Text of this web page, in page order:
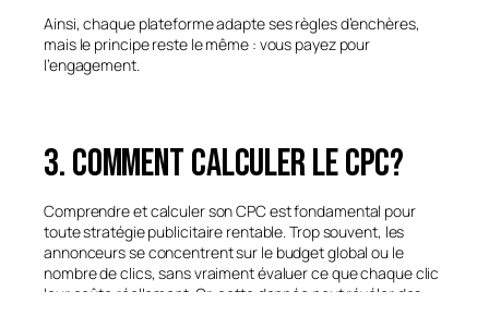
Ainsi, chaque plateforme adapte ses règles d’enchères,
mais le principe reste le même : vous payez pour
l’engagement.
3. Comment calculer le CPC?
Comprendre et calculer son CPC est fondamental pour
toute stratégie publicitaire rentable. Trop souvent, les
annonceurs se concentrent sur le budget global ou le
nombre de clics, sans vraiment évaluer ce que chaque clic
leur coûte réellement. Or, cette donnée peut révéler des